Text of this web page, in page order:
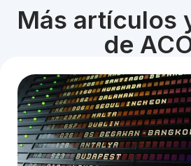
Más artículos
de